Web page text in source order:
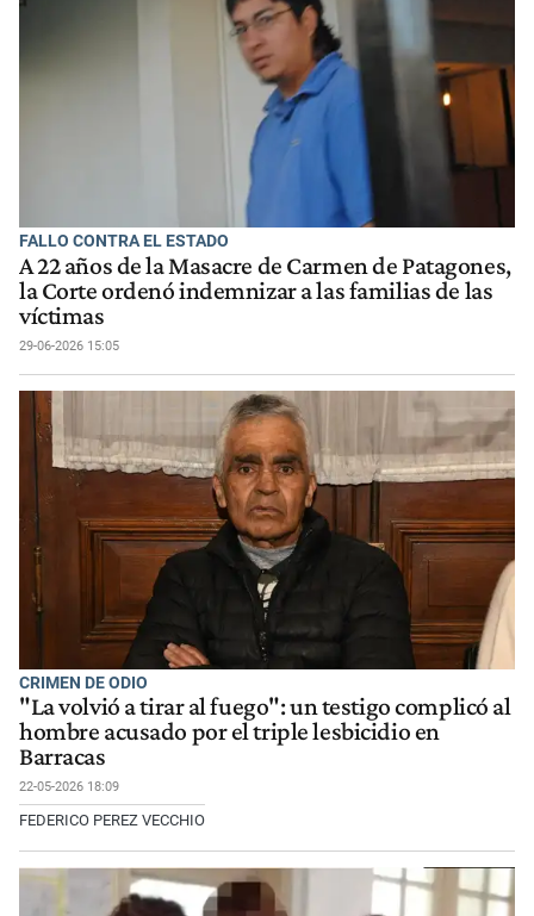
FALLO CONTRA EL ESTADO
A 22 años de la Masacre de Carmen de Patagones,
la Corte ordenó indemnizar a las familias de las
víctimas
29-06-2026 15:05
CRIMEN DE ODIO
"La volvió a tirar al fuego": un testigo complicó al
hombre acusado por el triple lesbicidio en
Barracas
22-05-2026 18:09
FEDERICO PEREZ VECCHIO